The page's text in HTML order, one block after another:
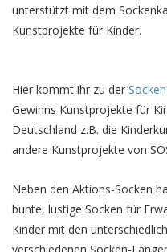
unterstützt mit dem
Kunstprojekte für Kinder.
Hier kommt ihr zu der
Gewinns Kunstprojekte für
Deutschland z.B. die
andere Kunstprojekte von
Neben den Aktions-Socken
bunte, lustige Socken für
Kinder mit den